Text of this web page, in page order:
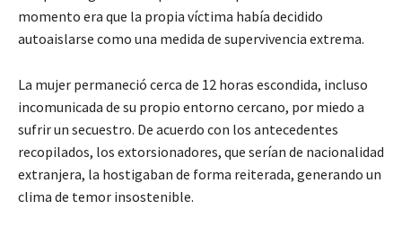
momento era que la propia víctima había decidido
autoaislarse como una medida de supervivencia extrema.
La mujer permaneció cerca de 12 horas escondida, incluso
incomunicada de su propio entorno cercano, por miedo a
sufrir un secuestro. De acuerdo con los antecedentes
recopilados, los extorsionadores, que serían de nacionalidad
extranjera, la hostigaban de forma reiterada, generando un
clima de temor insostenible.